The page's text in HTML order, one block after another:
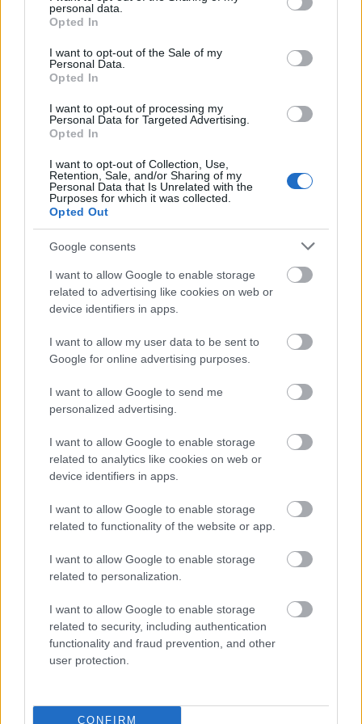
grant or deny consent to Google and its third-party tags to
use your data for below specified purposes in below Google
consent section.
personal data.
Opted In
I want to opt-out of the Sale of my
Personal Data.
Opted In
I want to opt-out of processing my
Personal Data for Targeted Advertising.
Opted In
I want to opt-out of Collection, Use,
Retention, Sale, and/or Sharing of my
Personal Data that Is Unrelated with the
Purposes for which it was collected.
Opted Out
Google consents
I want to allow Google to enable storage
related to advertising like cookies on web or
device identifiers in apps.
I want to allow my user data to be sent to
Google for online advertising purposes.
I want to allow Google to send me
personalized advertising.
I want to allow Google to enable storage
related to analytics like cookies on web or
device identifiers in apps.
I want to allow Google to enable storage
related to functionality of the website or app.
I want to allow Google to enable storage
related to personalization.
I want to allow Google to enable storage
related to security, including authentication
functionality and fraud prevention, and other
user protection.
CONFIRM
6 γραφικά χωριά των Κυκλάδων που αξίζει να
ανακαλύψετε
7 έξυπνα tips για να φτιάξετε γρήγορα τη βαλίτσα
των διακοπών
Η εξωτική παραλία της Πάργας που θα λατρέψετε
Σοκαριστικό βίντεο στην Πολωνία: Μεθυσμένος